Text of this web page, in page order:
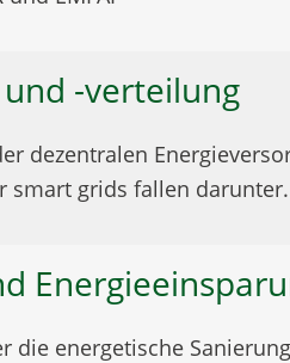
-verteilung
dezentralen
smart grids fallen darunter.
energetische